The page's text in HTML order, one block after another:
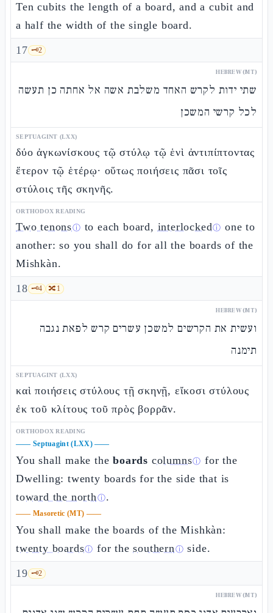
Ten cubits the length of a board, and a cubit and
a half the width of the single board.
17 🗝️2
HEBREW (MT)
שתי ידות לקרש האחד משלבת אשה אל אחתה כן תעשה
לכל קרשי המשכן
SEPTUAGINT (LXX)
δύο ἀγκωνίσκους τῷ στύλῳ τῷ ἑνὶ ἀντιπίπτοντας
ἕτερον τῷ ἑτέρῳ· οὕτως ποιήσεις πᾶσι τοῖς
στύλοις τῆς σκηνῆς.
ORTHODOX READING
Two tenonsⓘ to each board, interlockedⓘ one to
another: so you shall do for all the boards of the
Mishkàn.
18 🗝️4 🔀1
HEBREW (MT)
ועשית את הקרשים למשכן עשרים קרש לפאת נגבה
תימנה
SEPTUAGINT (LXX)
καὶ ποιήσεις στύλους τῇ σκηνῇ, εἴκοσι στύλους
ἐκ τοῦ κλίτους τοῦ πρὸς βορρᾶν.
ORTHODOX READING
—— Septuagint (LXX)——
You shall make theboards columnsⓘ for the
Dwelling: twenty boards for the side that is
toward the northⓘ.
—— Masoretic (MT) ——
You shall make the boards of the Mishkàn:
twenty boardsⓘ for thesouthernⓘ side.
19 🗝️2
HEBREW (MT)